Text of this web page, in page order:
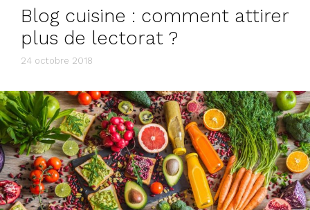
Blog cuisine : comment attirer
plus de lectorat ?
24 octobre 2018